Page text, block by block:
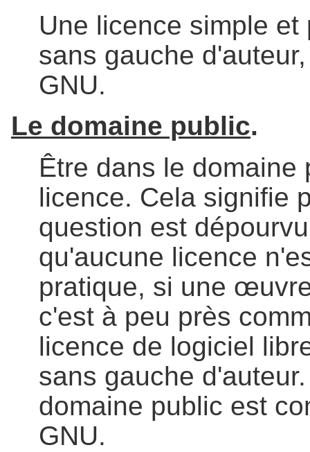
Une licence simple
sans gauche
GNU.
Le domaine public.
Être dans le
licence. Cela signifie
question est
qu'aucune licence
pratique, si une
c'est à peu près
licence de logiciel
sans gauche
domaine public est
GNU.